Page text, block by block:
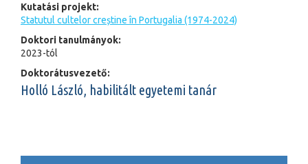
Kutatási projekt:
Statutul cultelor creștine în Portugalia (1974-2024)
Doktori tanulmányok:
2023-tól
Doktorátusvezető:
Holló László, habilitált egyetemi tanár